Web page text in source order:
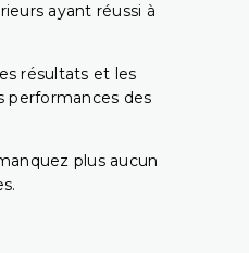
ayant réussi à
résultats et les
performances des
plus aucun